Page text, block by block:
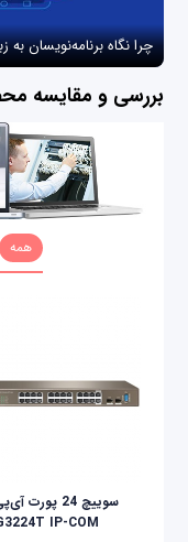
چرا نگاه برنامه‌نویسان
بررسی و مقایسه
همه
سوییچ 24 پورت
IP-COM